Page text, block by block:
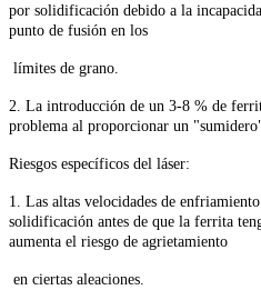
por solidificación debido a la
punto de fusión en los
límites de grano.
2. La introducción de un 3-8 % de
problema al proporcionar un
Riesgos específicos del láser:
1. Las altas velocidades de
solidificación antes de que la ferrita
aumenta el riesgo de agrietamiento
en ciertas aleaciones.